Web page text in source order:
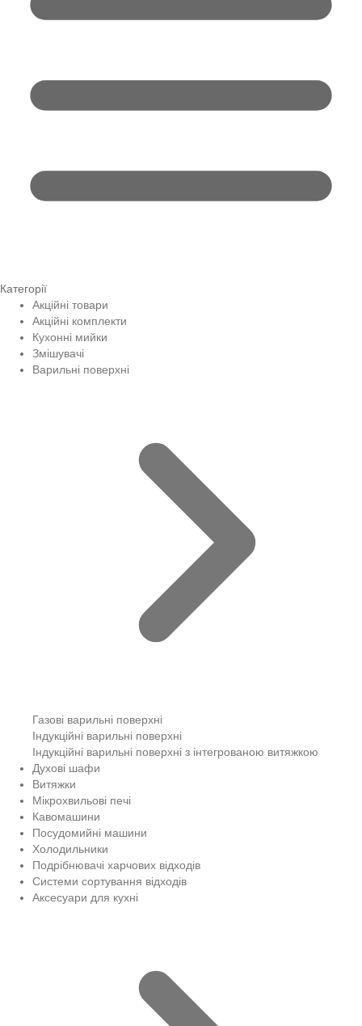
Категорії
Акційні товари
Акційні комплекти
Кухонні мийки
Змішувачі
Варильні поверхні
Газові варильні поверхні
Індукційні варильні поверхні
Індукційні варильні поверхні з інтегрованою витяжкою
Духові шафи
Витяжки
Мікрохвильові печі
Кавомашини
Посудомийні машини
Холодильники
Подрібнювачі харчових відходів
Системи сортування відходів
Аксесуари для кухні